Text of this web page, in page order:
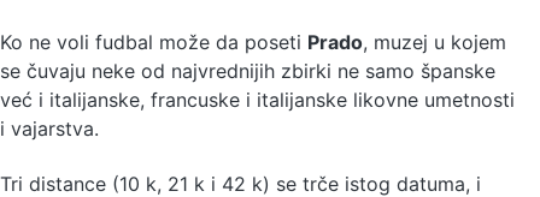
Ko ne voli fudbal može da poseti Prado, muzej u kojem
se čuvaju neke od najvrednijih zbirki ne samo španske
već i italijanske, francuske i italijanske likovne umetnosti
i vajarstva.
Tri distance (10 k, 21 k i 42 k) se trče istog datuma, i